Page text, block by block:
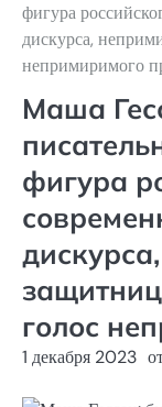
фигура
дискурса,
непримиримого
Маша
фигура
голос
1 декабря 2023